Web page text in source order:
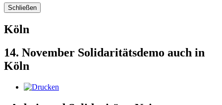
Schließen
Köln
14. November Solidaritätsdemo auch in
Köln